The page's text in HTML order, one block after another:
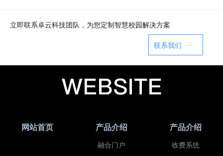
立即联系卓云科技团队，为您定制智慧校园解决方案
联系我们
网站首页 产品介绍
融合门户
产品介绍
收费系统